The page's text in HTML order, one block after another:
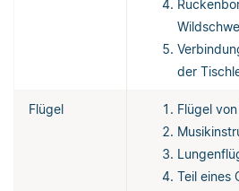
der
Flügel
Flügel
Teil eines